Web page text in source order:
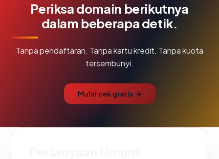
Periksa domain berikutnya
dalam beberapa detik.
Tanpa pendaftaran. Tanpa kartu kredit. Tanpa kuota
tersembunyi.
Mulai cek gratis →